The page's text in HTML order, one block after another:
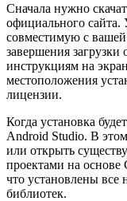
Сначала нужно
официального сайта.
совместимую с
завершения
инструкциям на
местоположения
лицензии.
Когда установка
Android Studio. В
или открыть
проектами на основе
что установлены
библиотек.